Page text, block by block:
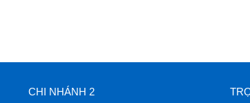
CHI NHÁNH 2